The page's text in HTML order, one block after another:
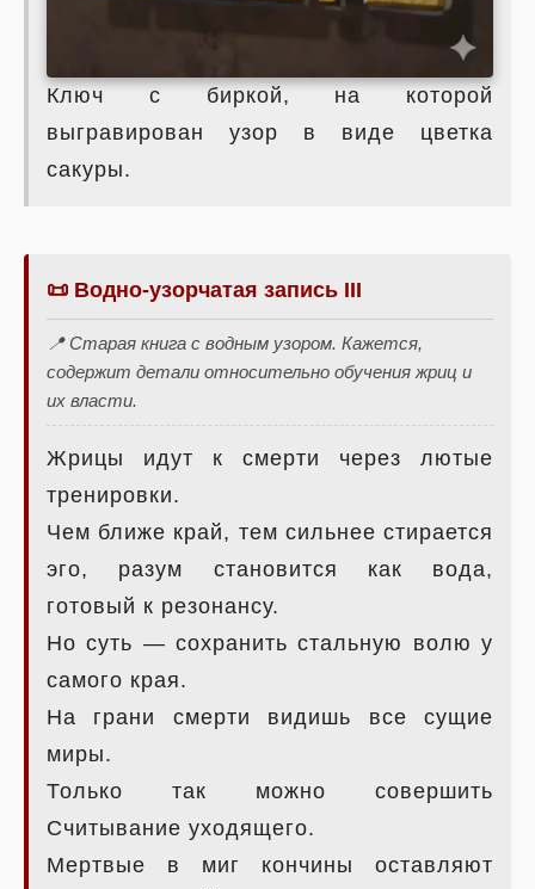
Ключ с биркой, на которой
выгравирован узор в виде цветка
сакуры.
📜 Водно-узорчатая запись III
📍 Старая книга с водным узором. Кажется,
содержит детали относительно обучения жриц и
их власти.
Жрицы идут к смерти через лютые
тренировки.
Чем ближе край, тем сильнее стирается
эго, разум становится как вода,
готовый к резонансу.
Но суть — сохранить стальную волю у
самого края.
На грани смерти видишь все сущие
миры.
Только так можно совершить
Считывание уходящего.
Мертвые в миг кончины оставляют